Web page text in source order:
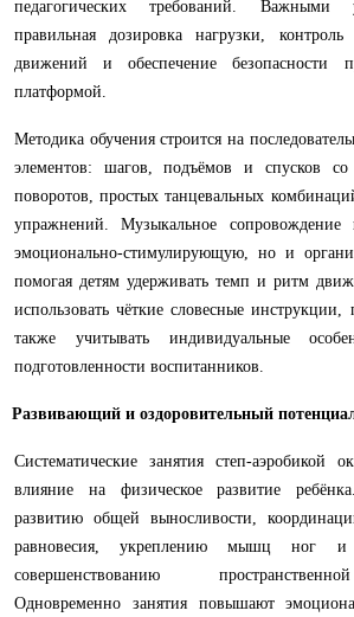
педагогических требований. Важными
правильная дозировка нагрузки,
движений и обеспечение безопасности
платформой.
Методика обучения строится на
элементов: шагов, подъёмов и спусков со
поворотов, простых танцевальных
упражнений. Музыкальное сопровождение
эмоционально-стимулирующую, но и
помогая детям удерживать темп и ритм
использовать чёткие словесные
также учитывать индивидуальные
подготовленности воспитанников.
Развивающий и оздоровительный
Систематические занятия степ-аэробикой
влияние на физическое развитие
развитию общей выносливости,
равновесия, укреплению мышц ног
совершенствованию
Одновременно занятия повышают